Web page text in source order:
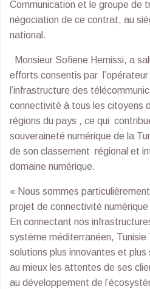
Communication et le groupe de
négociation de ce contrat, au
national.
Monsieur Sofiene Hemissi, a
efforts consentis par
l’infrastructure des
connectivité à tous les citoyens
régions du pays , ce qui
souveraineté numérique de la
de son classement régional et
domaine numérique.
« Nous sommes
projet de connectivité
En connectant nos
système méditerranéen, Tunisie
solutions plus innovantes et
au mieux les attentes de ses
au développement de